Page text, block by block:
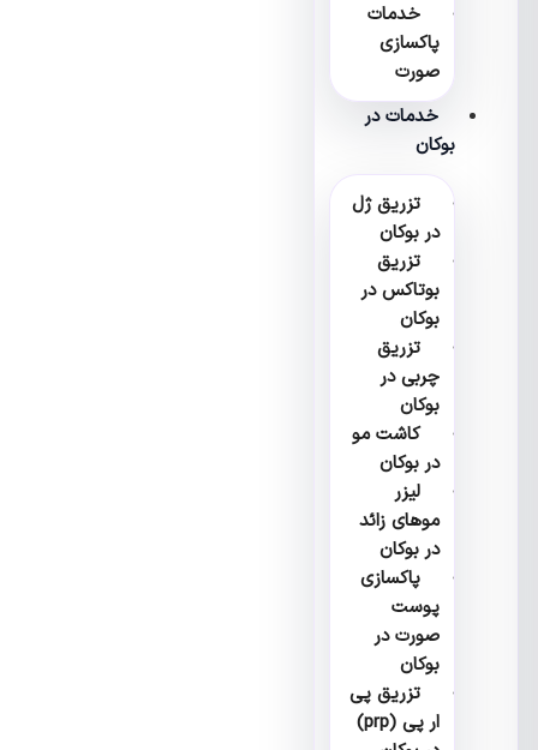
خدمات
پاکسازی
صورت
خدمات در
بوکان
تزریق ژل
در بوکان
تزریق
بوتاکس در
بوکان
تزریق
چربی در
بوکان
کاشت مو
در بوکان
لیزر
موهای زائد
در بوکان
پاکسازی
پوست
صورت در
بوکان
تزریق پی
ار پی (prp)